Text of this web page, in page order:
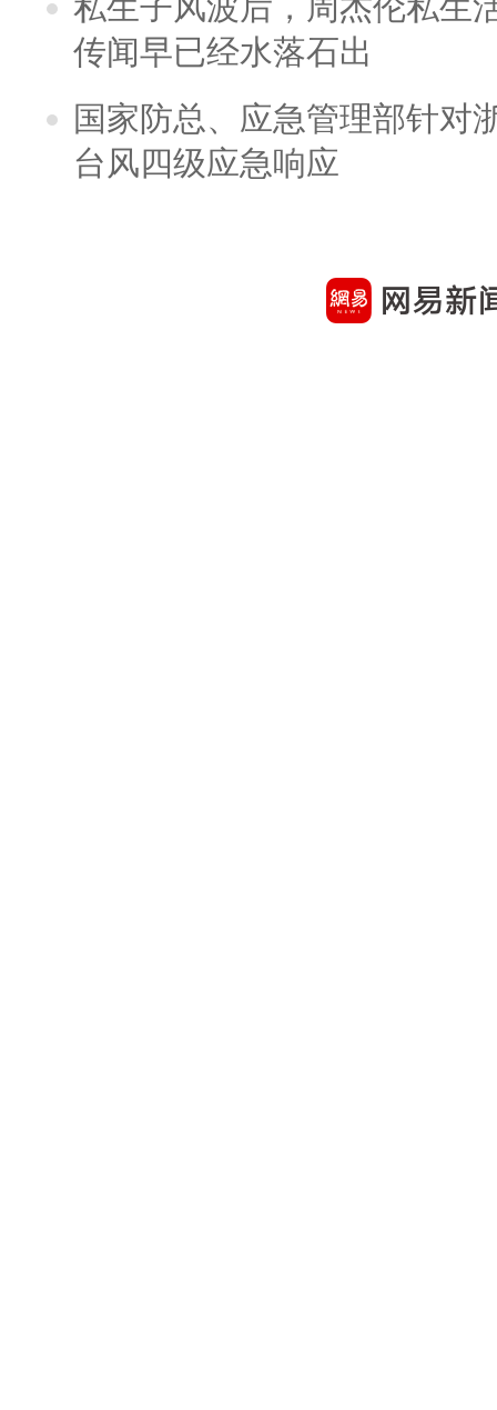
传闻早已经水落石出
国家防总、应急管理部针对
台风四级应急响应